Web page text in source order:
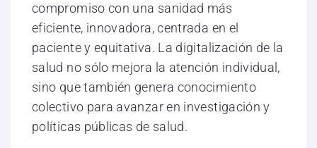
compromiso con una sanidad más
eficiente, innovadora, centrada en el
paciente y equitativa. La digitalización de la
salud no sólo mejora la atención individual,
sino que también genera conocimiento
colectivo para avanzar en investigación y
políticas públicas de salud.